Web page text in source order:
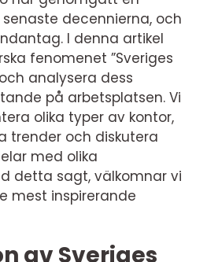
decennierna, och
I denna artikel
fenomenet ”Sveriges
analysera dess
på arbetsplatsen. Vi
olika typer av kontor,
trender och diskutera
med olika
detta sagt, välkomnar vi
mest inspirerande
av Sveriges